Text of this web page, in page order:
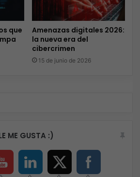
que
Amenazas digitales 2026:
la nueva era del
cibercrimen
15 de junio de 2026
ME GUSTA :)